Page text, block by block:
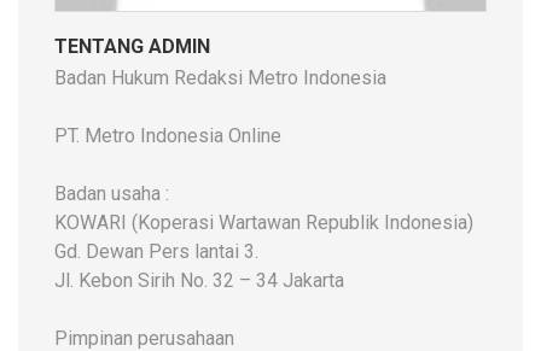
TENTANG ADMIN
Badan Hukum Redaksi Metro Indonesia
PT. Metro Indonesia Online
Badan usaha :
KOWARI (Koperasi Wartawan Republik Indonesia)
Gd. Dewan Pers lantai 3.
Jl. Kebon Sirih No. 32 – 34 Jakarta
Pimpinan perusahaan